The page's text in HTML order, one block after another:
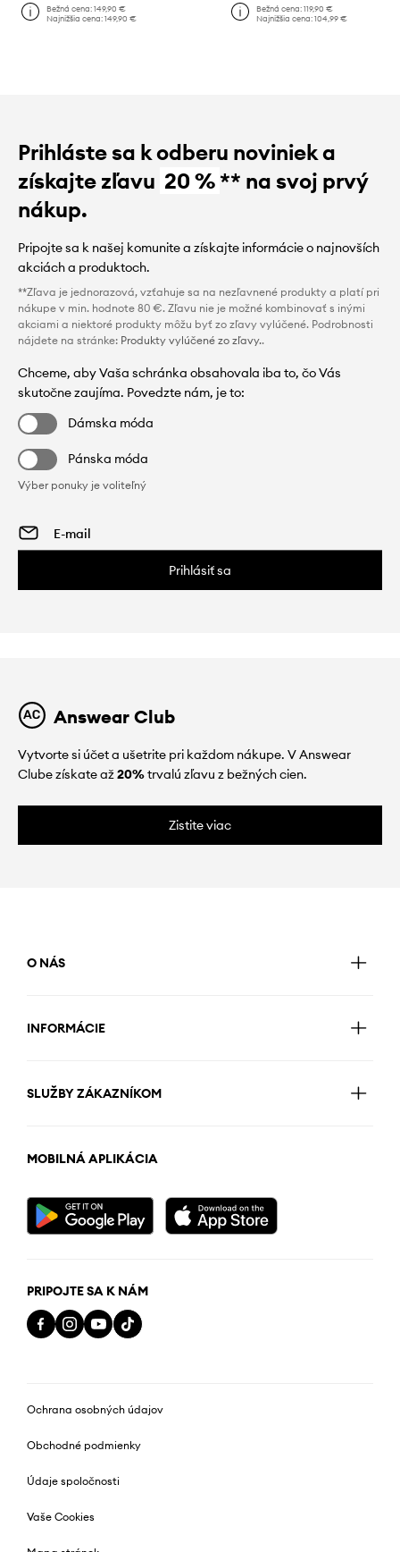
Bežná cena:149,90 €
Najnižšia cena:149,90 €
Bežná cena: 119,90 €
Najnižšia cena: 104,99 €
Prihláste sa k odberu noviniek a
získajte zľavu 20 %** na svoj prvý
nákup.
Pripojte sa k našej komunite a získajte informácie o najnovších
akciách a produktoch.
**Zľava je jednorazová, vzťahuje sa na nezľavnené produkty a platí pri
nákupe v min. hodnote 80 €. Zľavu nie je možné kombinovať s inými
akciami a niektoré produkty môžu byť zo zľavy vylúčené. Podrobnosti
nájdete na stránke: Produkty vylúčené zo zľavy..
Chceme, aby Vaša schránka obsahovala iba to, čo Vás
skutočne zaujíma. Povedzte nám, je to:
Dámska móda
Pánska móda
Výber ponuky je voliteľný
Prihlásiť sa
Answear Club
Vytvorte si účet a ušetrite pri každom nákupe. V Answear
Clube získate až20%trvalú zľavu z bežných cien.
Zistite viac
O NÁS
INFORMÁCIE
SLUŽBY ZÁKAZNÍKOM
MOBILNÁ APLIKÁCIA
PRIPOJTE SA K NÁM
Ochrana osobných údajov
Obchodné podmienky
Údaje spoločnosti
Vaše Cookies